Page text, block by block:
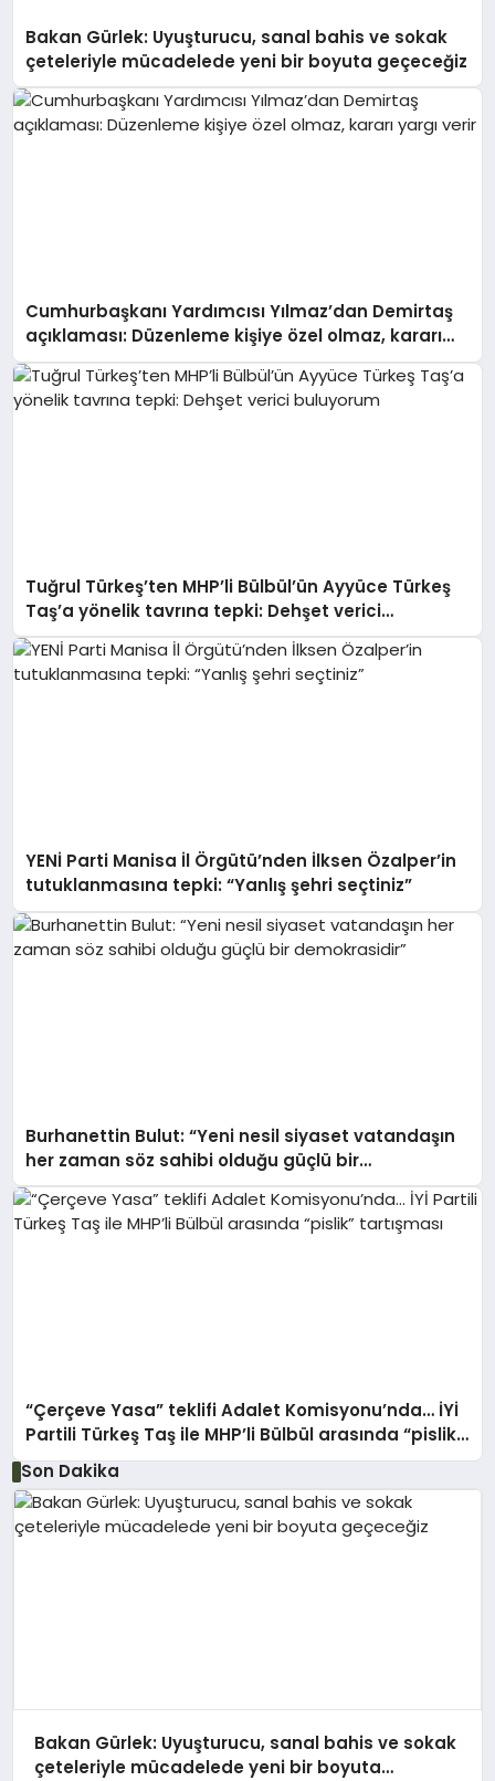
Bakan Gürlek: Uyuşturucu, sanal bahis ve sokak
çeteleriyle mücadelede yeni bir boyuta geçeceğiz
Cumhurbaşkanı Yardımcısı Yılmaz’dan Demirtaş
açıklaması: Düzenleme kişiye özel olmaz, kararı
yargı verir
Tuğrul Türkeş’ten MHP’li Bülbül’ün Ayyüce Türkeş
Taş’a yönelik tavrına tepki: Dehşet verici
buluyorum
YENİ Parti Manisa İl Örgütü’nden İlksen Özalper’in
tutuklanmasına tepki: “Yanlış şehri seçtiniz”
Burhanettin Bulut: “Yeni nesil siyaset vatandaşın
her zaman söz sahibi olduğu güçlü bir
demokrasidir”
“Çerçeve Yasa” teklifi Adalet Komisyonu’nda… İYİ
Partili Türkeş Taş ile MHP’li Bülbül arasında “pislik”
tartışması
Son Dakika
Bakan Gürlek: Uyuşturucu, sanal bahis ve sokak
çeteleriyle mücadelede yeni bir boyuta